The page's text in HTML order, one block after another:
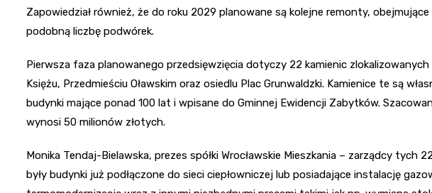
Zapowiedział również, że do roku 2029 planowane są kolejne remonty,
podobną liczbę podwórek.
Pierwsza faza planowanego przedsięwzięcia dotyczy 22 kamienic zlokalizowanych
Księżu, Przedmieściu Oławskim oraz osiedlu Plac Grunwaldzki. Kamienice te są
budynki mające ponad 100 lat i wpisane do Gminnej Ewidencji Zabytków.
wynosi 50 milionów złotych.
Monika Tendaj-Bielawska, prezes spółki Wrocławskie Mieszkania – zarządcy tych
były budynki już podłączone do sieci ciepłowniczej lub posiadające instalację